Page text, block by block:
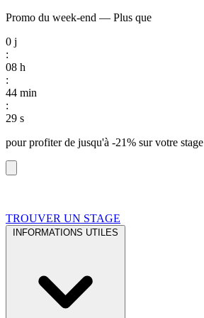
Promo du week-end — Plus que
0 j
:
08 h
:
44 min
:
28 s
pour profiter de jusqu'à -21% sur votre stage
TROUVER UN STAGE
INFORMATIONS UTILES